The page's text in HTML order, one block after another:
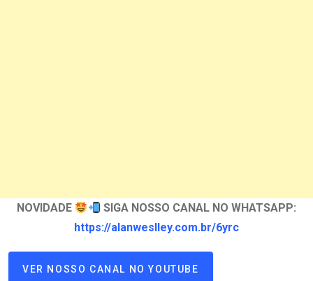
NOVIDADE
SIGA NOSSO CANAL NO WHATSAPP:
https://alanweslley.com.br/6yrc
VER NOSSO CANAL NO YOUTUBE